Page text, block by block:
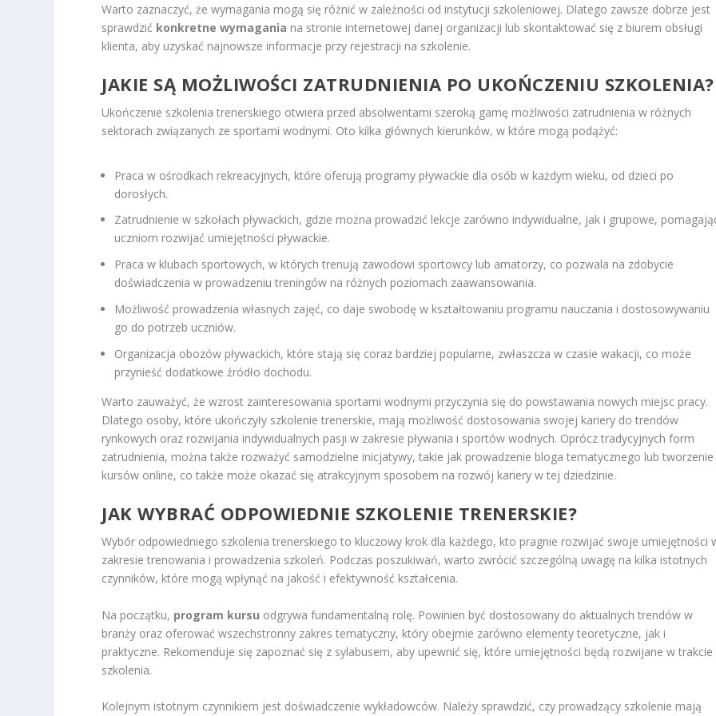
Warto zaznaczyć, że wymagania mogą się różnić w zależności od instytucji szkoleniowej. Dlatego zawsze dobrze jest
sprawdzić konkretne wymagania na stronie internetowej danej organizacji lub skontaktować się z biurem obsługi
klienta, aby uzyskać najnowsze informacje przy rejestracji na szkolenie.
JAKIE SĄ MOŻLIWOŚCI ZATRUDNIENIA PO UKOŃCZENIU SZKOLENIA?
Ukończenie szkolenia trenerskiego otwiera przed absolwentami szeroką gamę możliwości zatrudnienia w różnych
sektorach związanych ze sportami wodnymi. Oto kilka głównych kierunków, w które mogą podążyć:
Praca w ośrodkach rekreacyjnych, które oferują programy pływackie dla osób w każdym wieku, od dzieci po
dorosłych.
Zatrudnienie w szkołach pływackich, gdzie można prowadzić lekcje zarówno indywidualne, jak i grupowe,
uczniom rozwijać umiejętności pływackie.
Praca w klubach sportowych, w których trenują zawodowi sportowcy lub amatorzy, co pozwala na zdobycie
doświadczenia w prowadzeniu treningów na różnych poziomach zaawansowania.
Możliwość prowadzenia własnych zajęć, co daje swobodę w kształtowaniu programu nauczania i dostosowywaniu
go do potrzeb uczniów.
Organizacja obozów pływackich, które stają się coraz bardziej popularne, zwłaszcza w czasie wakacji, co może
przynieść dodatkowe źródło dochodu.
Warto zauważyć, że wzrost zainteresowania sportami wodnymi przyczynia się do powstawania nowych miejsc pracy.
Dlatego osoby, które ukończyły szkolenie trenerskie, mają możliwość dostosowania swojej kariery do trendów
rynkowych oraz rozwijania indywidualnych pasji w zakresie pływania i sportów wodnych. Oprócz tradycyjnych form
zatrudnienia, można także rozważyć samodzielne inicjatywy, takie jak prowadzenie bloga tematycznego lub tworzenie
kursów online, co także może okazać się atrakcyjnym sposobem na rozwój kariery w tej dziedzinie.
JAK WYBRAĆ ODPOWIEDNIE SZKOLENIE TRENERSKIE?
Wybór odpowiedniego szkolenia trenerskiego to kluczowy krok dla każdego, kto pragnie rozwijać swoje umiejętności
zakresie trenowania i prowadzenia szkoleń. Podczas poszukiwań, warto zwrócić szczególną uwagę na kilka istotnych
czynników, które mogą wpłynąć na jakość i efektywność kształcenia.
Na początku, program kursu odgrywa fundamentalną rolę. Powinien być dostosowany do aktualnych trendów w
branży oraz oferować wszechstronny zakres tematyczny, który obejmie zarówno elementy teoretyczne, jak i
praktyczne. Rekomenduje się zapoznać się z sylabusem, aby upewnić się, które umiejętności będą rozwijane w trakcie
szkolenia.
Kolejnym istotnym czynnikiem jest doświadczenie wykładowców. Należy sprawdzić, czy prowadzący szkolenie mają